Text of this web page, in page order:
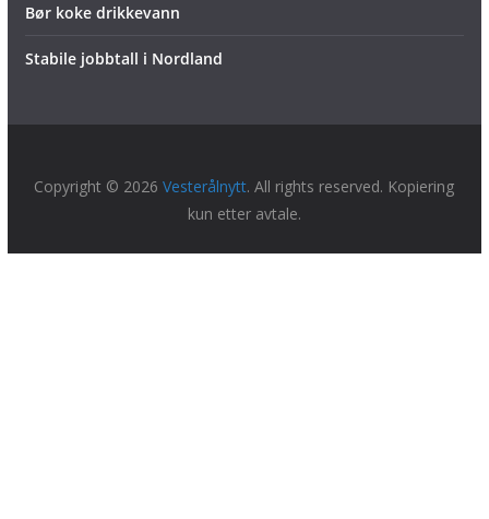
Bør koke drikkevann
Stabile jobbtall i Nordland
Copyright © 2026Vesterålnytt. All rights reserved. Kopiering
kun etter avtale.